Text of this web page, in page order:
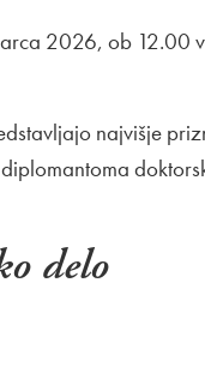
2026, ob 12.00
najvišje
delo